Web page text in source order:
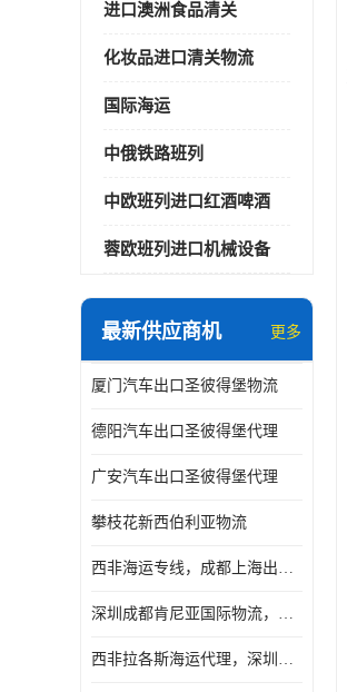
进口澳洲食品清关
化妆品进口清关物流
国际海运
中俄铁路班列
中欧班列进口红酒啤酒
蓉欧班列进口机械设备
最新供应商机 更多
厦门汽车出口圣彼得堡物流
德阳汽车出口圣彼得堡代理
广安汽车出口圣彼得堡代理
攀枝花新西伯利亚物流
西非海运专线，成都上海出口纳米比亚海运
深圳成都肯尼亚国际物流，成都非洲物流公司
西非拉各斯海运代理，深圳成都拉各斯海运